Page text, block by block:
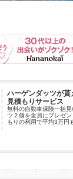
ハーゲンダッツが
見積もりサービス
無料の自動車保険一括
ツ２個を全員にプレゼ
もりの利用で平均3万円